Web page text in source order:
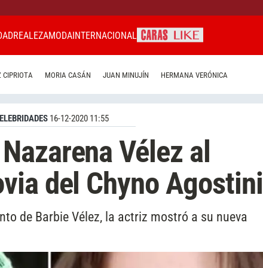
REALEZAMODAINTERNACIONAL
CIPRIOTA MORIA CASÁN JUAN MINUJÍN HERMANA VERÓNICA
16-12-2020 11:55
Vélez al
del Chyno Agostini
de Barbie Vélez, la actriz mostró a su nueva